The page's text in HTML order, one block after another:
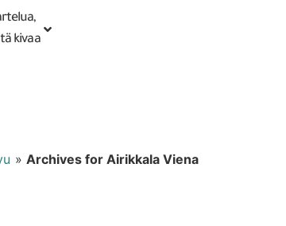
tai
kivaa
» Archives for Airikkala Viena